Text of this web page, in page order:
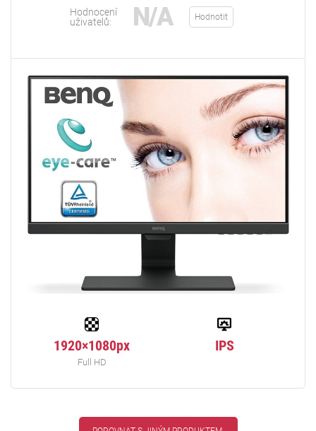
Hodnocení
uživatelů:
N/A Hodnotit
1920×1080px
Full HD
IPS